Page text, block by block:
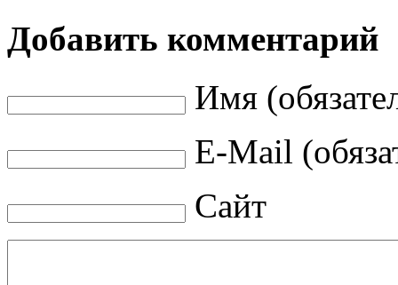
Добавить комментарий
Имя
E-Mail
Сайт